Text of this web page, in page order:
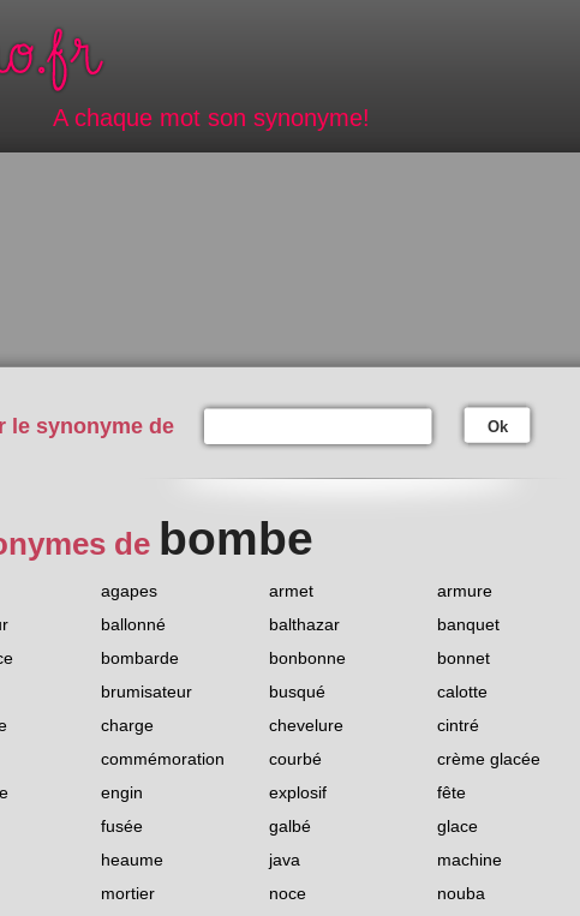
A chaque mot son synonyme!
le synonyme de Ok
de bombe
agapes armet armure
ballonné balthazar banquet
bombarde bonbonne bonnet
brumisateur busqué calotte
charge chevelure cintré
commémoration courbé crème glacée
engin explosif fête
fusée galbé glace
heaume java machine
mortier noce nouba